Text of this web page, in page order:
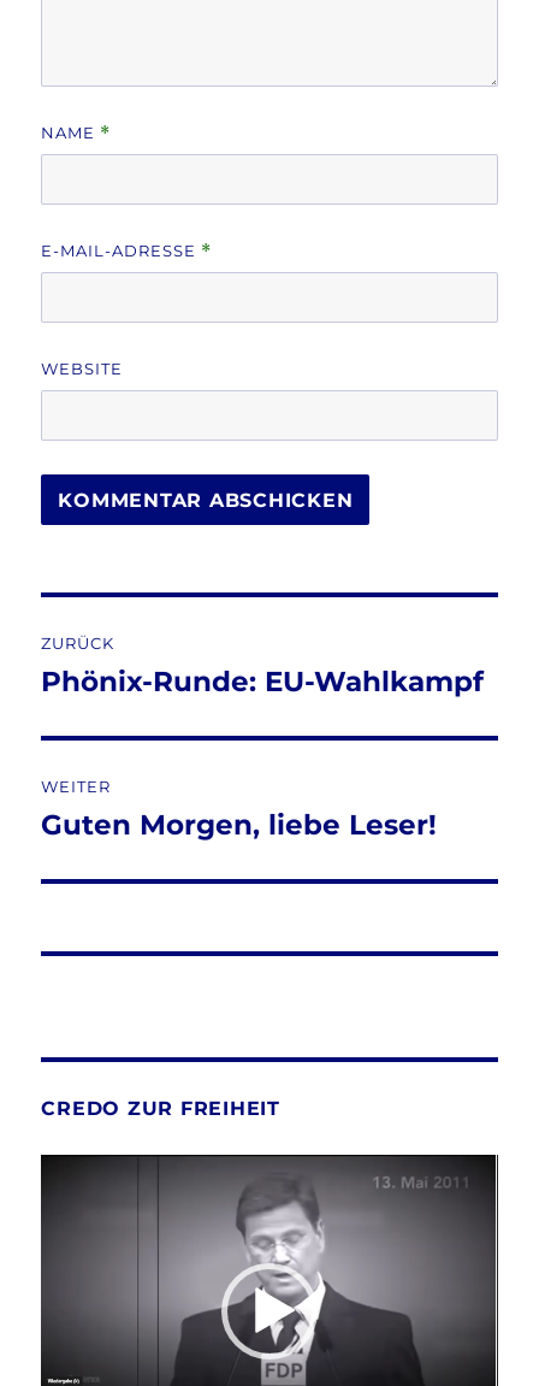
NAME *
E-MAIL-ADRESSE *
WEBSITE
ZURÜCK
Vorheriger
Phönix-Runde: EU-Wahlkampf
WEITER
Nächster
Guten Morgen, liebe Leser!
CREDO ZUR FREIHEIT